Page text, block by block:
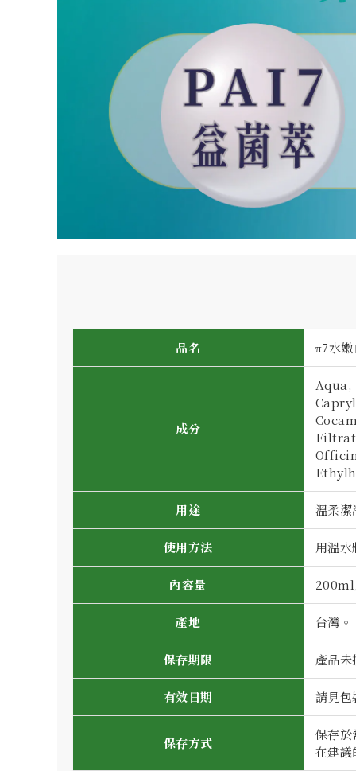
品名 π7水
成分
用途 溫柔潔
使用方法 用溫
內容量 200ml
產地 台灣。
保存期限 產品
有效日期 請見
保存方式
保存於
在建議